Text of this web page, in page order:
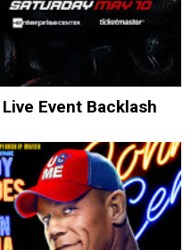
Event Backlash